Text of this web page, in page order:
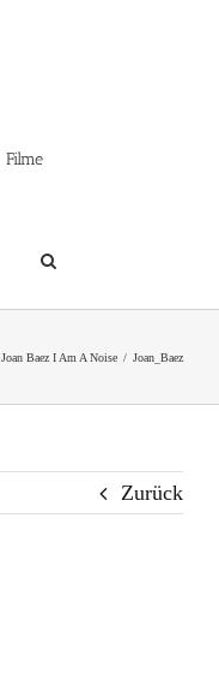
Filme
Joan Baez I Am A Noise Joan_Baez
Zurück